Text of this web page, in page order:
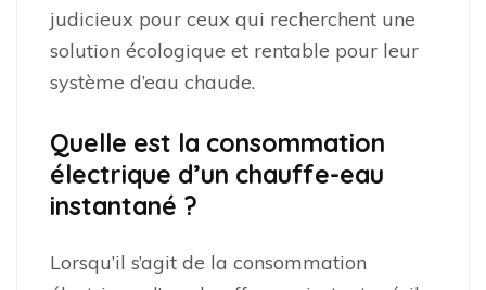
judicieux pour ceux qui recherchent une
solution écologique et rentable pour leur
système d’eau chaude.
Quelle est la consommation
électrique d’un chauffe-eau
instantané ?
Lorsqu’il s’agit de la consommation